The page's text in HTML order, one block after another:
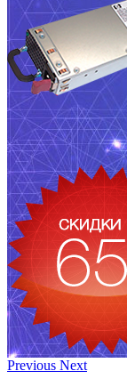
Previous Next